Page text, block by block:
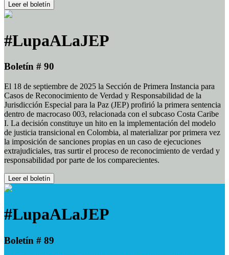
Leer el boletín
#LupaALaJEP
Boletín # 90
El 18 de septiembre de 2025 la Sección de Primera Instancia para
Casos de Reconocimiento de Verdad y Responsabilidad de la
Jurisdicción Especial para la Paz (JEP) profirió la primera sentencia
dentro de macrocaso 003, relacionada con el subcaso Costa Caribe
I. La decisión constituye un hito en la implementación del modelo
de justicia transicional en Colombia, al materializar por primera vez
la imposición de sanciones propias en un caso de ejecuciones
extrajudiciales, tras surtir el proceso de reconocimiento de verdad y
responsabilidad por parte de los comparecientes.
Leer el boletín
#LupaALaJEP
Boletín # 89